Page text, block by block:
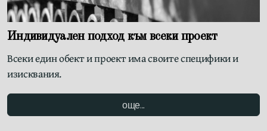
Индивидуален подход към всеки проект
Всеки един обект и проект има своите специфики и
изисквания.
още...